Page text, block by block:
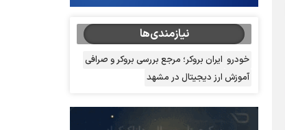
نیازمندی‌ها
خودرو ایران بروکر؛ مرجع بررسی بروکر و صرافی
آموزش ارز دیجیتال در مشهد